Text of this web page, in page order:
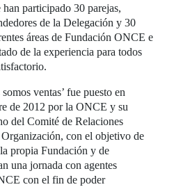
han participado 30 parejas,
de la Delegación y 30
áreas de Fundación ONCE e
de la experiencia para todos
ventas’ fue puesto en
de 2012 por la ONCE y su
del Comité de Relaciones
con el objetivo de
propia Fundación y de
una jornada con agentes
con el fin de poder